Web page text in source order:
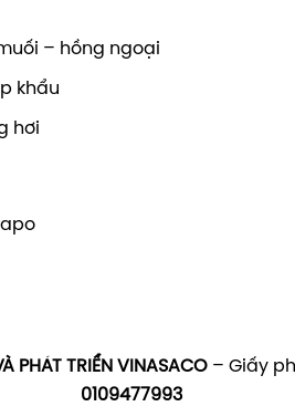
– hồng ngoại
khẩu
hơi
PHÁT TRIỂN VINASACO – Giấy
0109477993